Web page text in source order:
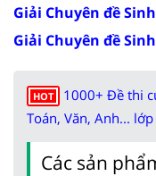
Giải Chuyên đề
Giải Chuyên đề
HOT
1000+ Đề thi
Toán, Văn, Anh...
Các sản